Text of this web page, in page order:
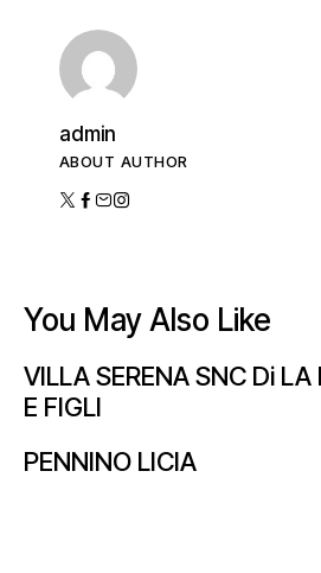
admin
ABOUT AUTHOR
You May Also Like
VILLA SERENA SNC Di LA
E FIGLI
PENNINO LICIA